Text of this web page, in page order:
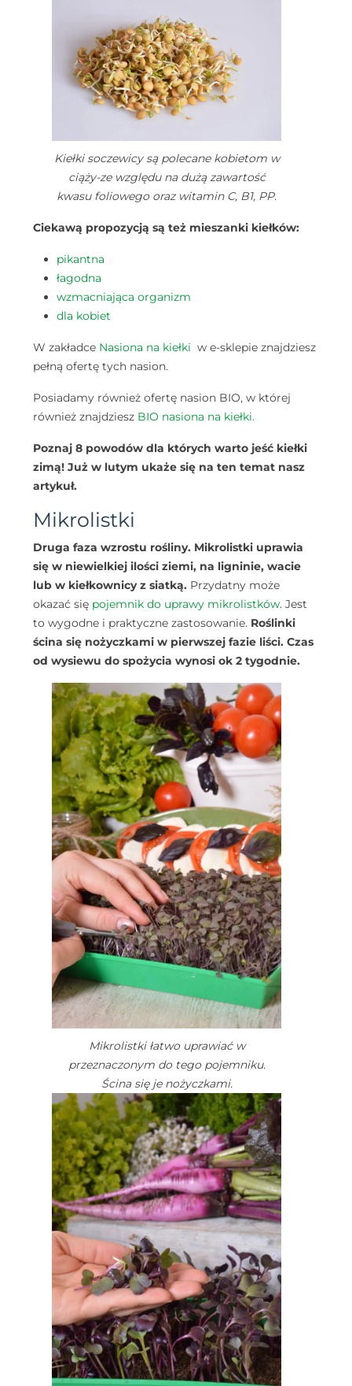
Kiełki soczewicy są polecane kobietom w
ciąży-ze względu na dużą zawartość
kwasu foliowego oraz witamin C, B1, PP.
Ciekawą propozycją są też mieszanki kiełków:
pikantna
łagodna
wzmacniająca organizm
dla kobiet
W zakładce Nasiona na kiełki w e-sklepie znajdziesz
pełną ofertę tych nasion.
Posiadamy również ofertę nasion BIO, w której
również znajdziesz BIO nasiona na kiełki.
Poznaj 8 powodów dla których warto jeść kiełki
zimą! Już w lutym ukaże się na ten temat nasz
artykuł.
Mikrolistki
Druga faza wzrostu rośliny. Mikrolistki uprawia
się w niewielkiej ilości ziemi, na ligninie, wacie
lub w kiełkownicy z siatką. Przydatny może
okazać się pojemnik do uprawy mikrolistków. Jest
to wygodne i praktyczne zastosowanie. Roślinki
ścina się nożyczkami w pierwszej fazie liści. Czas
od wysiewu do spożycia wynosi ok 2 tygodnie.
Mikrolistki łatwo uprawiać w
przeznaczonym do tego pojemniku.
Ścina się je nożyczkami.